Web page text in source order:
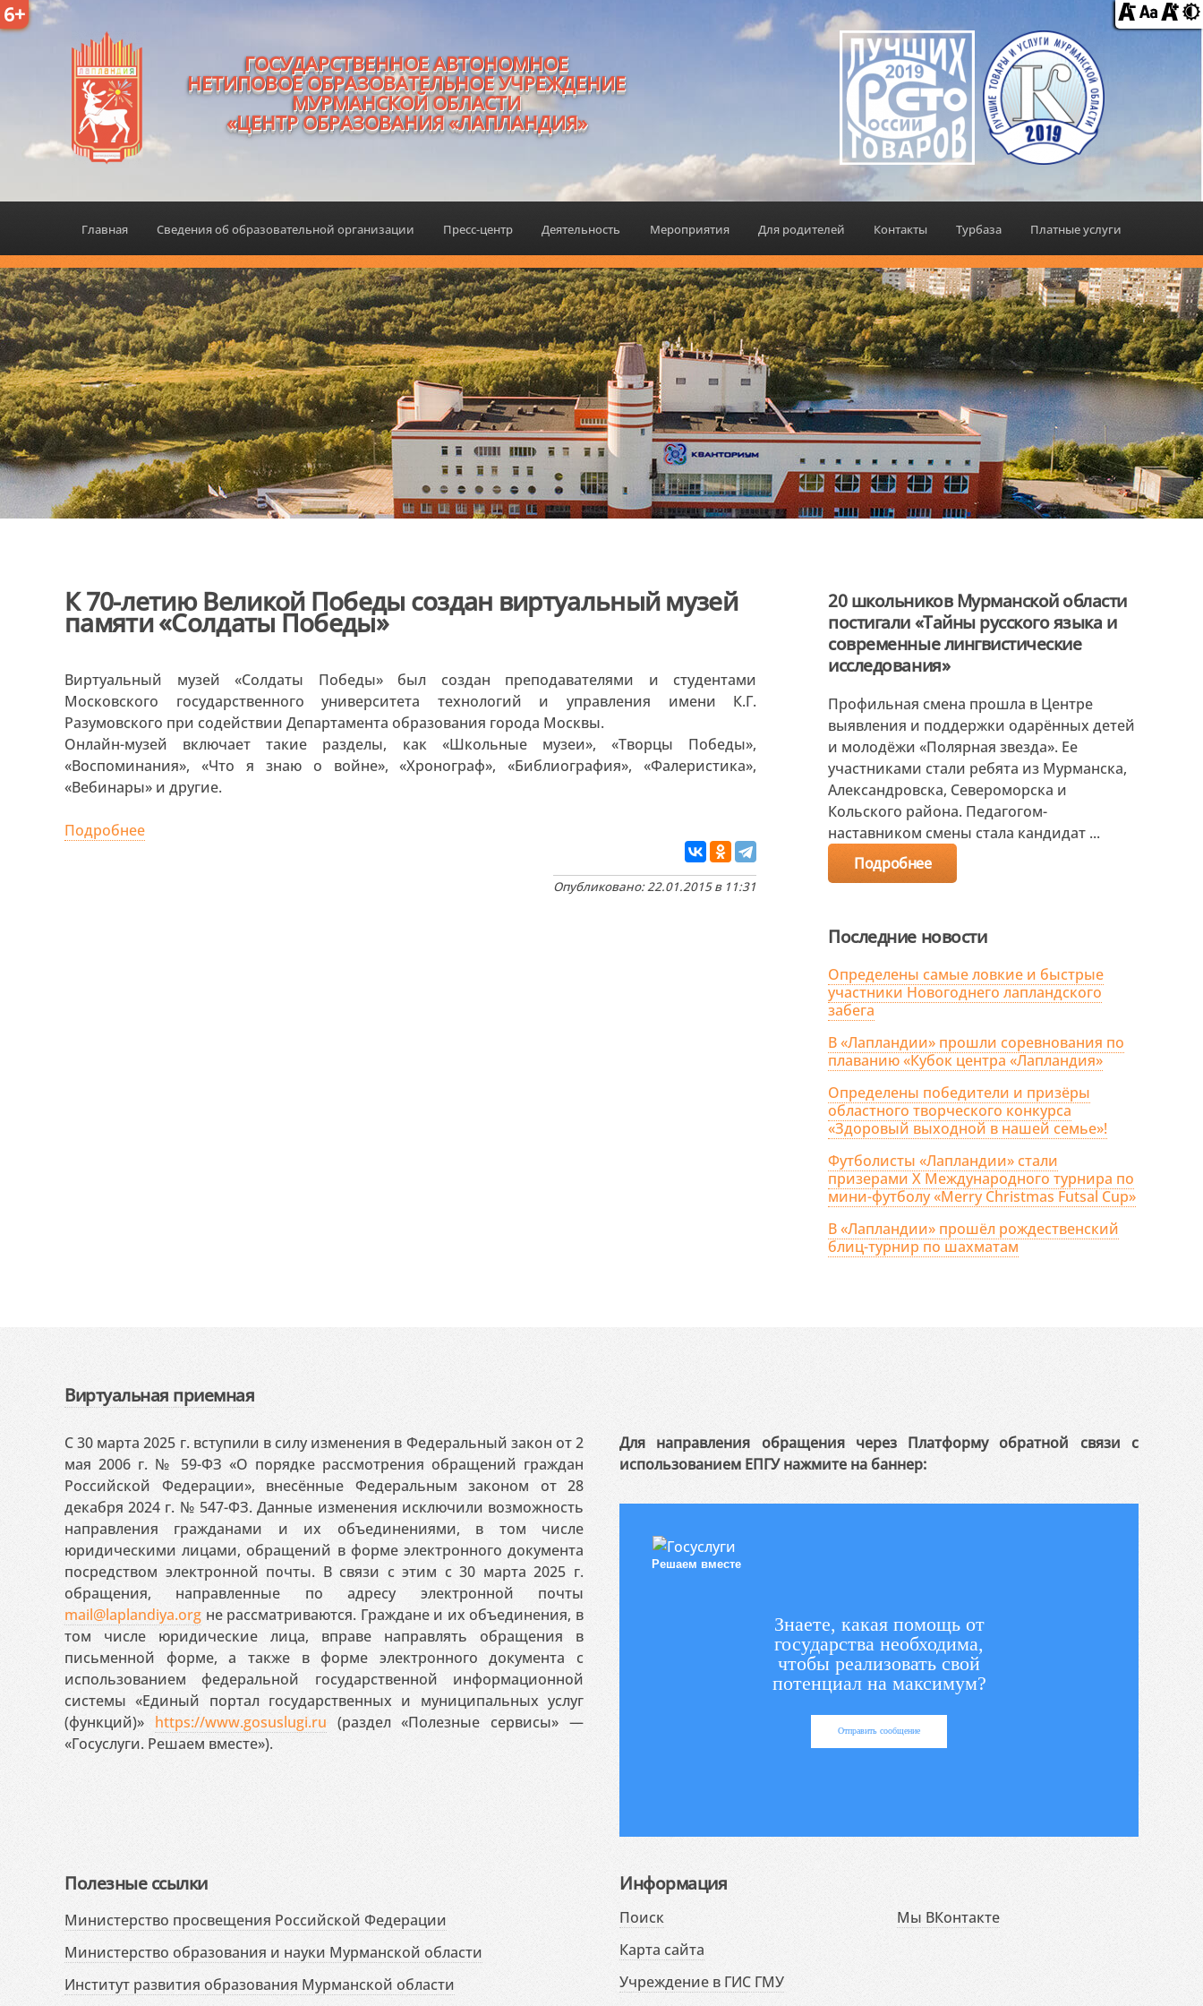
6+
ГОСУДАРСТВЕННОЕ АВТОНОМНОЕ
НЕТИПОВОЕ ОБРАЗОВАТЕЛЬНОЕ УЧРЕЖДЕНИЕ
МУРМАНСКОЙ ОБЛАСТИ
«ЦЕНТР ОБРАЗОВАНИЯ «ЛАПЛАНДИЯ»
Главная Сведения об образовательной организации Пресс-центр Деятельность Мероприятия Для родителей Контакты Турбаза Платные услуги
К 70-летию Великой Победы создан виртуальный музей
памяти «Солдаты Победы»
Виртуальный музей «Солдаты Победы» был создан преподавателями и студентами
Московского государственного университета технологий и управления имени К.Г.
Разумовского при содействии Департамента образования города Москвы.
Онлайн-музей включает такие разделы, как «Школьные музеи», «Творцы Победы»,
«Воспоминания», «Что я знаю о войне», «Хронограф», «Библиография», «Фалеристика»,
«Вебинары» и другие.
Подробнее
Опубликовано: 22.01.2015 в 11:31
20 школьников Мурманской области
постигали «Тайны русского языка и
современные лингвистические
исследования»
Профильная смена прошла в Центре
выявления и поддержки одарённых детей
и молодёжи «Полярная звезда». Ее
участниками стали ребята из Мурманска,
Александровска, Североморска и
Кольского района. Педагогом-
наставником смены стала кандидат ...
Подробнее
Последние новости
Определены самые ловкие и быстрые
участники Новогоднего лапландского
забега
В «Лапландии» прошли соревнования по
плаванию «Кубок центра «Лапландия»
Определены победители и призёры
областного творческого конкурса
«Здоровый выходной в нашей семье»!
Футболисты «Лапландии» стали
призерами X Международного турнира по
мини-футболу «Merry Christmas Futsal Cup»
В «Лапландии» прошёл рождественский
блиц-турнир по шахматам
Виртуальная приемная
С 30 марта 2025 г. вступили в силу изменения в Федеральный закон от 2
мая 2006 г. № 59-ФЗ «О порядке рассмотрения обращений граждан
Российской Федерации», внесённые Федеральным законом от 28
декабря 2024 г. № 547-ФЗ. Данные изменения исключили возможность
направления гражданами и их объединениями, в том числе
юридическими лицами, обращений в форме электронного документа
посредством электронной почты. В связи с этим с 30 марта 2025 г.
обращения, направленные по адресу электронной почты
mail@laplandiya.org не рассматриваются. Граждане и их объединения, в
том числе юридические лица, вправе направлять обращения в
письменной форме, а также в форме электронного документа с
использованием федеральной государственной информационной
системы «Единый портал государственных и муниципальных услуг
(функций)» https://www.gosuslugi.ru (раздел «Полезные сервисы» —
«Госуслуги. Решаем вместе»).
Для направления обращения через Платформу обратной связи с
использованием ЕПГУ нажмите на баннер:
Решаем вместе
Знаете, какая помощь от
государства необходима,
чтобы реализовать свой
потенциал на максимум?
Отправить сообщение
Полезные ссылки
Министерство просвещения Российской Федерации
Министерство образования и науки Мурманской области
Институт развития образования Мурманской области
Информация
Поиск
Карта сайта
Учреждение в ГИС ГМУ
Мы ВКонтакте